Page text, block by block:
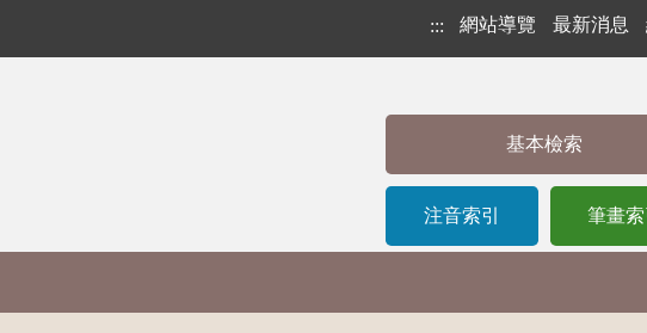
::: 網站導覽 最新消息
基本檢索
注音索引 筆畫